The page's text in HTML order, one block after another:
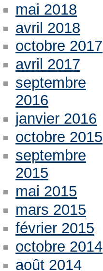
mai 2018
avril 2018
octobre 2017
avril 2017
septembre
2016
janvier 2016
octobre 2015
septembre
2015
mai 2015
mars 2015
février 2015
octobre 2014
août 2014